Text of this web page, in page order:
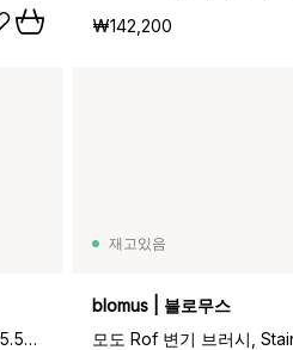
₩142,200
모도 Rof 칫솔 홀더, Stainless steel, Ø5.5x12 cm
재고있음
blomus | 블로무스